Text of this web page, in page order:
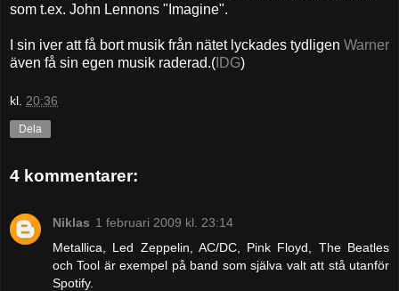
som t.ex. John Lennons "Imagine".
I sin iver att få bort musik från nätet lyckades tydligen Warner
även få sin egen musik raderad.( IDG)
kl. 20:36
Dela
4 kommentarer:
Niklas 1 februari 2009 kl. 23:14
Metallica, Led Zeppelin, AC/DC, Pink Floyd, The Beatles
och Tool är exempel på band som själva valt att stå utanför
Spotify.